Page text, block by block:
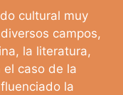
cultural muy
campos,
la literatura,
el caso de la
la